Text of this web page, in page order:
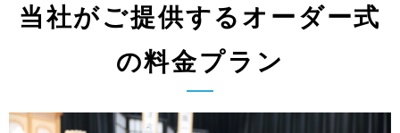
当社がご提供するオーダー式
の料金プラン